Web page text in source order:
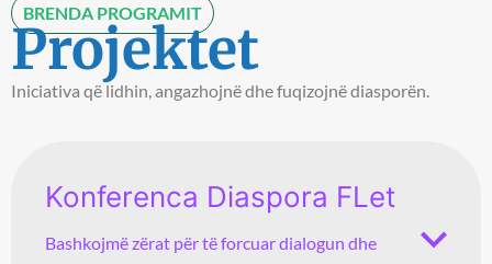
BRENDA PROGRAMIT
Projektet
Iniciativa që lidhin, angazhojnë dhe fuqizojnë diasporën.
Konferenca Diaspora FLet
Bashkojmë zërat për të forcuar dialogun dhe